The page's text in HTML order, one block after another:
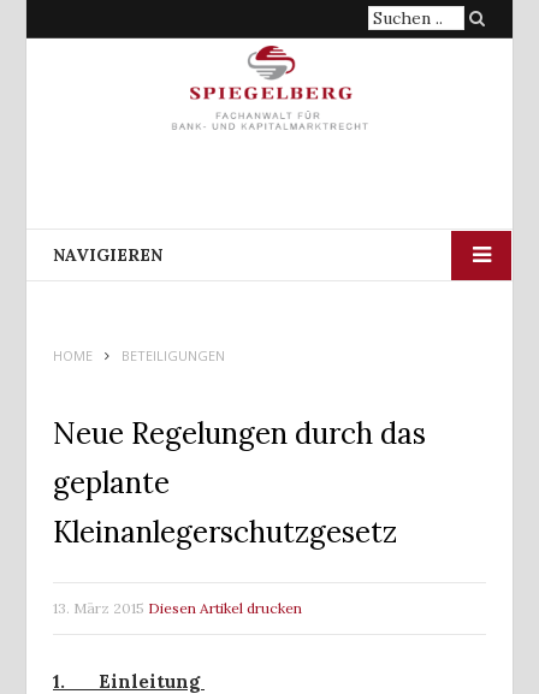
Suche
NAVIGIEREN
HOME BETEILIGUNGEN
Neue Regelungen durch das
geplante
Kleinanlegerschutzgesetz
13. März 2015 Diesen Artikel drucken
1. Einleitung